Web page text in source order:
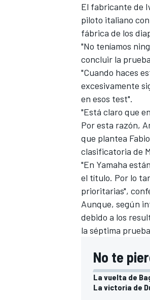
MÁS CATEGORÍAS
El fabricante de
piloto italiano
fábrica de los
"No teníamos
concluir la
"Cuando haces
excesivamente
en esos test".
"Está claro que
Por esta razón,
que plantea
clasificatoria de
"En Yamaha
el título. Por lo
prioritarias",
Aunque, según
debido a los
la séptima
No te
La vuelta de
La victoria de